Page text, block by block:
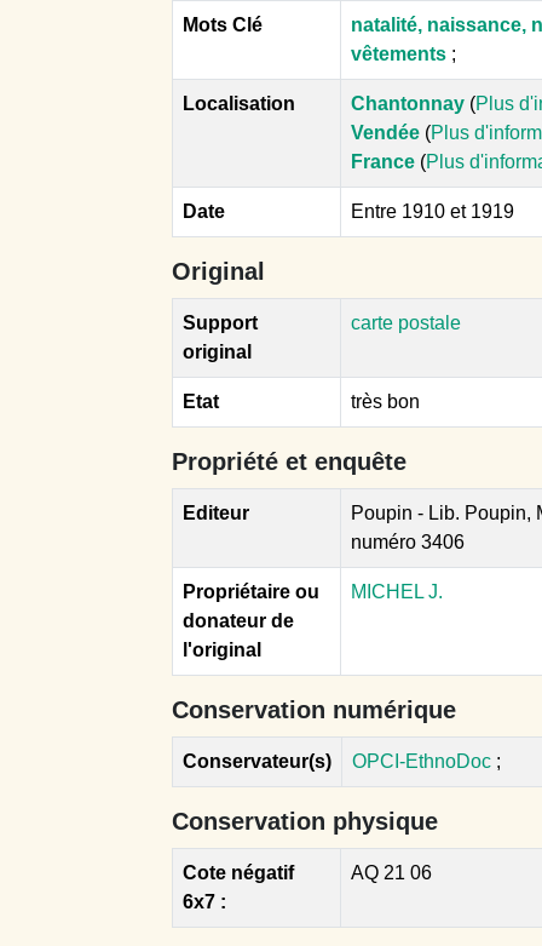
Mots Clé
natalité, naissance,
vêtements ;
Localisation Chantonnay (Plus
Vendée (Plus
France (Plus
Date Entre 1910 et 1919
Original
Support
original
carte postale
Etat très bon
Propriété et enquête
Editeur
Poupin - Lib. Poupin,
numéro 3406
Propriétaire ou
donateur de
l'original
MICHEL J.
Conservation numérique
Conservateur(s) OPCI-EthnoDoc ;
Conservation physique
Cote négatif
6x7 :
AQ 21 06